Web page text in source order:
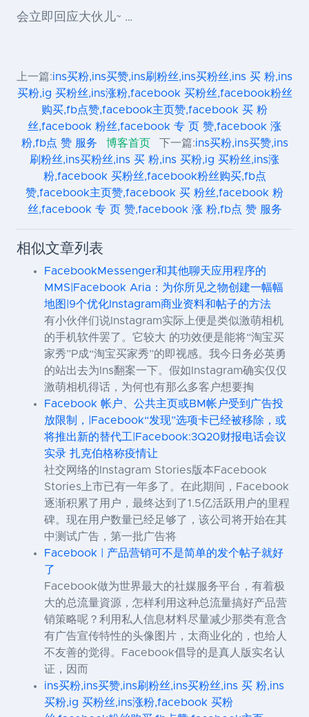
会立即回应大伙儿~ …
上一篇:ins买粉,ins买赞,ins刷粉丝,ins买粉丝,ins 买 粉,ins
买粉,ig 买粉丝,ins涨粉,facebook 买粉丝,facebook粉丝
购买,fb点赞,facebook主页赞,facebook 买 粉
丝,facebook 粉丝,facebook 专 页 赞,facebook 涨
粉,fb点 赞 服务
博客首页 下一篇:ins买粉,ins买赞,ins
刷粉丝,ins买粉丝,ins 买 粉,ins 买粉,ig 买粉丝,ins涨
粉,facebook 买粉丝,facebook粉丝购买,fb点
赞,facebook主页赞,facebook 买 粉丝,facebook 粉
丝,facebook 专 页 赞,facebook 涨 粉,fb点 赞 服务
相似文章列表
FacebookMessenger和其他聊天应用程序的
MMS|Facebook Aria：为你所见之物创建一幅幅
地图|9个优化Instagram商业资料和帖子的方法
有小伙伴们说Instagram实际上便是类似激萌相机
的手机软件罢了。它较大 的功效便是能将“淘宝买
家秀”P成“淘宝买家秀”的即视感。我今日务必英勇
的站出去为Ins翻案一下。假如Instagram确实仅仅
激萌相机得话，为何也有那么多客户想要掏
Facebook 帐户、公共主页或BM帐户受到广告投
放限制，|Facebook“发现”选项卡已经被移除，或
将推出新的替代工|Facebook:3Q20财报电话会议
实录 扎克伯格称疫情让
社交网络的Instagram Stories版本Facebook
Stories上市已有一年多了。在此期间，Facebook
逐渐积累了用户，最终达到了1.5亿活跃用户的里程
碑。现在用户数量已经足够了，该公司将开始在其
中测试广告，第一批广告将
Facebook | 产品营销可不是简单的发个帖子就好
了
Facebook做为世界最大的社媒服务平台，有着极
大的总流量資源，怎样利用这种总流量搞好产品营
销策略呢？利用私人信息材料尽量减少那类有意含
有广告宣传特性的头像图片，太商业化的，也给人
不友善的觉得。Facebook倡导的是真人版实名认
证，因而
ins买粉,ins买赞,ins刷粉丝,ins买粉丝,ins 买 粉,ins
买粉,ig 买粉丝,ins涨粉,facebook 买粉